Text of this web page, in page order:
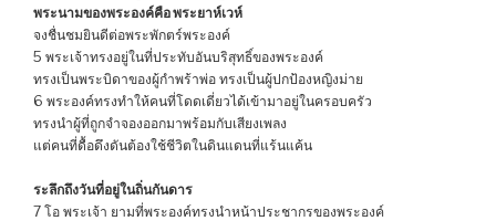
พระนามของพระองค์คือ พระยาห์เวห์
จงชื่นชมยินดีต่อพระพักตร์พระองค์
5 พระเจ้าทรงอยู่ในที่ประทับอันบริสุทธิ์ของพระองค์
ทรงเป็นพระบิดาของผู้กำพร้าพ่อ ทรงเป็นผู้ปกป้องหญิงม่าย
6 พระองค์ทรงทำให้คนที่โดดเดี่ยวได้เข้ามาอยู่ในครอบครัว
ทรงนำผู้ที่ถูกจำจองออกมาพร้อมกับเสียงเพลง
แต่คนที่ดื้อดึงดันต้องใช้ชีวิตในดินแดนที่แร้นแค้น
ระลึกถึงวันที่อยู่ในถิ่นกันดาร
7 โอ พระเจ้า ยามที่พระองค์ทรงนำหน้าประชากรของพระองค์